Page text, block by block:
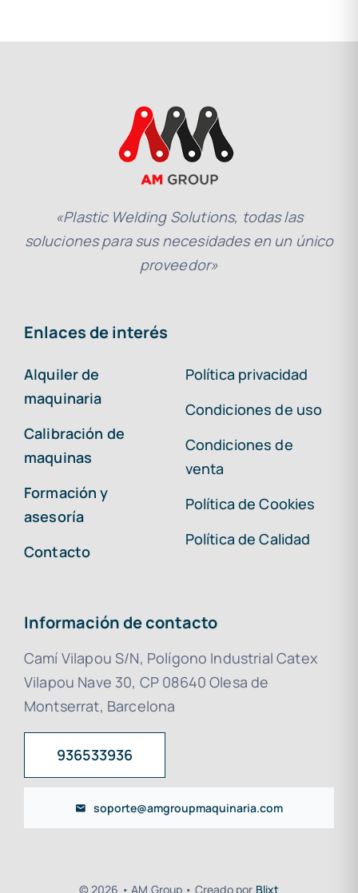
«Plastic Welding Solutions, todas las
soluciones para sus necesidades en un único
proveedor»
Enlaces de interés
Alquiler de
maquinaria
Calibración de
maquinas
Formación y
asesoría
Contacto
Política privacidad
Condiciones de uso
Condiciones de
venta
Política de Cookies
Política de Calidad
Información de contacto
Camí Vilapou S/N, Polígono Industrial Catex
Vilapou Nave 30, CP 08640 Olesa de
Montserrat, Barcelona
936533936
soporte@amgroupmaquinaria.com
© 2026 • AM Group • Creado por Blixt